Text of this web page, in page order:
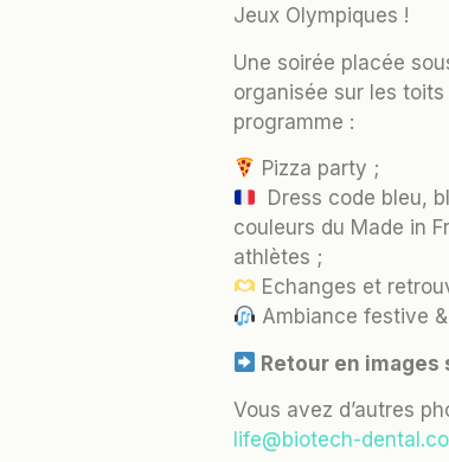
Jeux Olympiques !
Une soirée placée
organisée sur les
programme :
Pizza party ;
Dress code bleu,
couleurs du Made in
athlètes ;
Echanges et
Ambiance festive
Retour en
Vous avez d’autres
life@biotech-